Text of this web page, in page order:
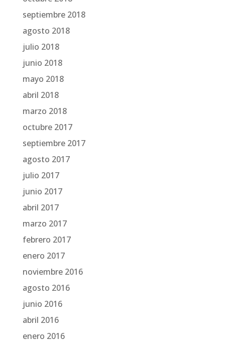
septiembre 2018
agosto 2018
julio 2018
junio 2018
mayo 2018
abril 2018
marzo 2018
octubre 2017
septiembre 2017
agosto 2017
julio 2017
junio 2017
abril 2017
marzo 2017
febrero 2017
enero 2017
noviembre 2016
agosto 2016
junio 2016
abril 2016
enero 2016